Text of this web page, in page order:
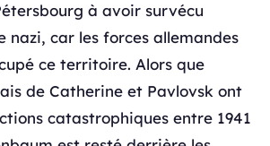
à avoir survécu
nazi, car les forces allemandes
ce territoire. Alors que
de Catherine et Pavlovsk ont
catastrophiques entre 1941